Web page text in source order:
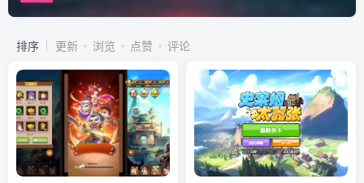
排序 更新 浏览 点赞 评论